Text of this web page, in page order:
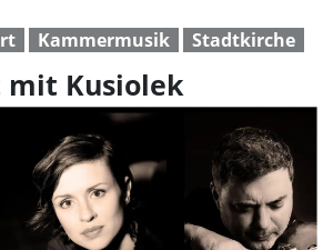
Kammermusik Stadtkirche
mit Kusiolek